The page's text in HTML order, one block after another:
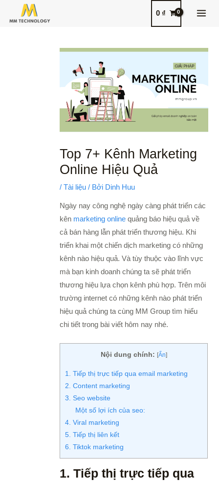
0 ₫
Top 7+ Kênh Marketing
Online Hiệu Quả
/Tài liệu / Bởi Dinh Huu
Ngày nay công nghệ ngày càng phát triển các
kên marketing online quảng báo hiệu quả về
cả bán hàng lẫn phát triển thương hiệu. Khi
triển khai một chiến dịch marketing có những
kênh nào hiệu quả. Và tùy thuộc vào lĩnh vực
mà bạn kinh doanh chúng ta sẽ phát triển
thương hiệu lựa chọn kênh phù hợp. Trên môi
trường internet có những kênh nào phát triển
hiệu quả chúng ta cùng MM Group tìm hiểu
chi tiết trong bài viết hôm nay nhé.
Nội dung chính: [Ẩn]
1. Tiếp thị trực tiếp qua email marketing
2. Content marketing
3. Seo website
Một số lợi ích của seo:
4. Viral marketing
5. Tiếp thị liên kết
6. Tiktok marketing
1. Tiếp thị trực tiếp qua